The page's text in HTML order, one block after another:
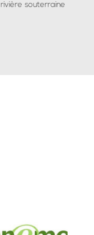
rivière souterraine